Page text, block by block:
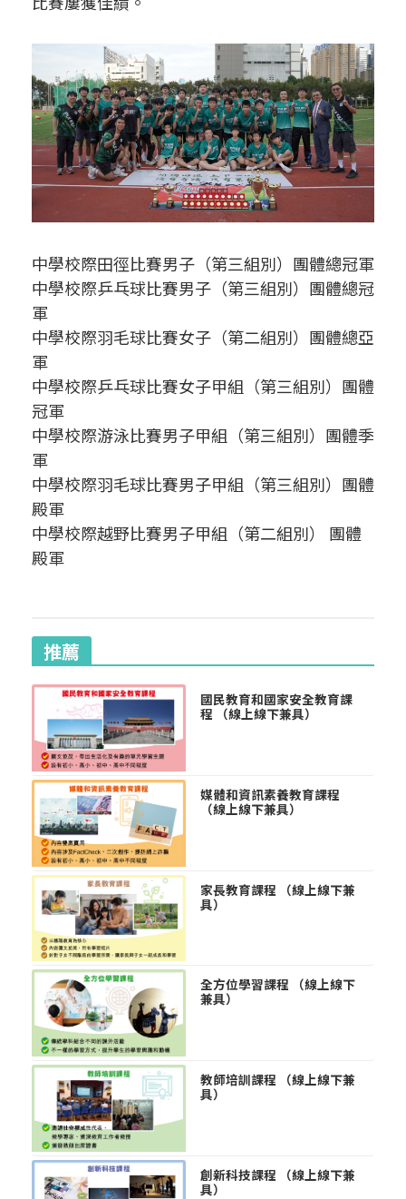
中學校際田徑比賽男子（第三組別）團體總冠軍
中學校際乒乓球比賽男子（第三組別）團體總冠
軍
中學校際羽毛球比賽女子（第二組別）團體總亞
軍
中學校際乒乓球比賽女子甲組（第三組別）團體
冠軍
中學校際游泳比賽男子甲組（第三組別）團體季
軍
中學校際羽毛球比賽男子甲組（第三組別）團體
殿軍
中學校際越野比賽男子甲組（第二組別） 團體
殿軍
推薦
國民教育和國家安全教育課
程 （線上線下兼具）
媒體和資訊素養教育課程
（線上線下兼具）
家長教育課程 （線上線下兼
具）
全方位學習課程 （線上線下
兼具）
教師培訓課程 （線上線下兼
具）
創新科技課程 （線上線下兼
具）